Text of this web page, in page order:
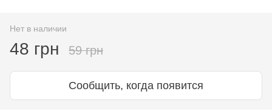
Нет в наличии
48 грн 59 грн
Сообщить, когда появится